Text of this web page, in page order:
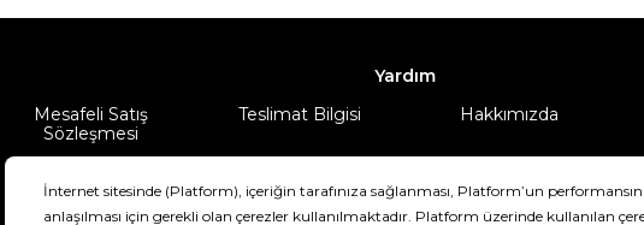
Yardım
Mesafeli Satış
Sözleşmesi
Teslimat Bilgisi Hakkımızda